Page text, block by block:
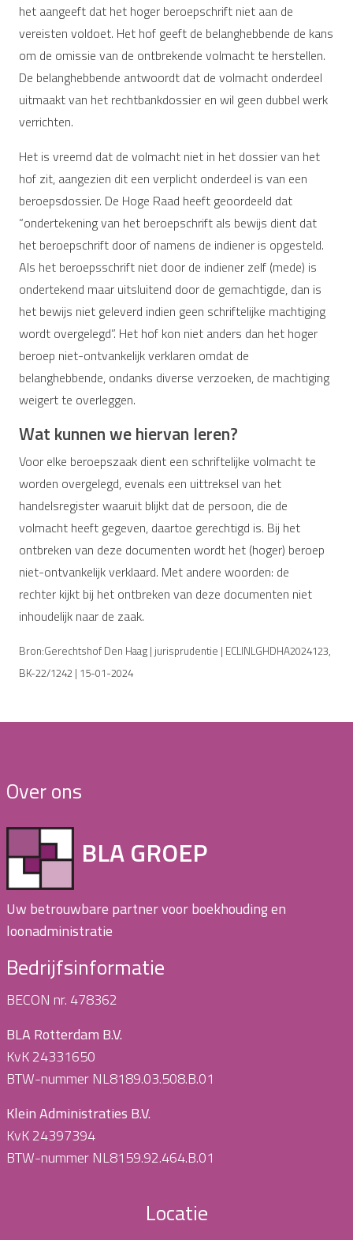
het aangeeft dat het hoger beroepschrift niet aan de
vereisten voldoet. Het hof geeft de belanghebbende de kans
om de omissie van de ontbrekende volmacht te herstellen.
De belanghebbende antwoordt dat de volmacht onderdeel
uitmaakt van het rechtbankdossier en wil geen dubbel werk
verrichten.
Het is vreemd dat de volmacht niet in het dossier van het
hof zit, aangezien dit een verplicht onderdeel is van een
beroepsdossier. De Hoge Raad heeft geoordeeld dat
“ondertekening van het beroepschrift als bewijs dient dat
het beroepschrift door of namens de indiener is opgesteld.
Als het beroepsschrift niet door de indiener zelf (mede) is
ondertekend maar uitsluitend door de gemachtigde, dan is
het bewijs niet geleverd indien geen schriftelijke machtiging
wordt overgelegd”. Het hof kon niet anders dan het hoger
beroep niet-ontvankelijk verklaren omdat de
belanghebbende, ondanks diverse verzoeken, de machtiging
weigert te overleggen.
Wat kunnen we hiervan leren?
Voor elke beroepszaak dient een schriftelijke volmacht te
worden overgelegd, evenals een uittreksel van het
handelsregister waaruit blijkt dat de persoon, die de
volmacht heeft gegeven, daartoe gerechtigd is. Bij het
ontbreken van deze documenten wordt het (hoger) beroep
niet-ontvankelijk verklaard. Met andere woorden: de
rechter kijkt bij het ontbreken van deze documenten niet
inhoudelijk naar de zaak.
Bron:Gerechtshof Den Haag | jurisprudentie | ECLINLGHDHA2024123,
BK-22/1242 | 15-01-2024
Over ons
BLA GROEP
Uw betrouwbare partner voor boekhouding en
loonadministratie
Bedrijfsinformatie
BECON nr. 478362
BLA Rotterdam B.V.
KvK 24331650
BTW-nummer NL8189.03.508.B.01
Klein Administraties B.V.
KvK 24397394
BTW-nummer NL8159.92.464.B.01
Locatie